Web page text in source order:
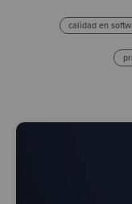
calidad en